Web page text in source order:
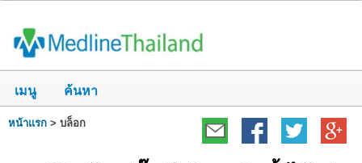
เมนู ค้นหา
หน้าแรก > บล็อก